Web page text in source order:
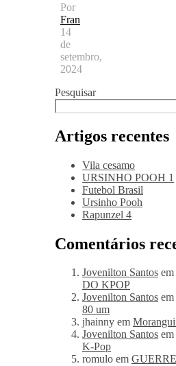
Por
Fran
14
de
setembro,
2024
Pesquisar
Artigos recentes
Vila cesamo
URSINHO POOH 1
Futebol Brasil
Ursinho Pooh
Rapunzel 4
Comentários
Jovenilton Santos em
DO KPOP
Jovenilton Santos em
80 um
jhainny em
Jovenilton Santos em
K-Pop
romulo em